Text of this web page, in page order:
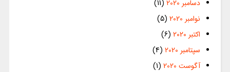
دسامبر 2020
(11)
نوامبر 2020
(5)
اکتبر 2020
(6)
سپتامبر 2020
(4)
آگوست 2020
(1)